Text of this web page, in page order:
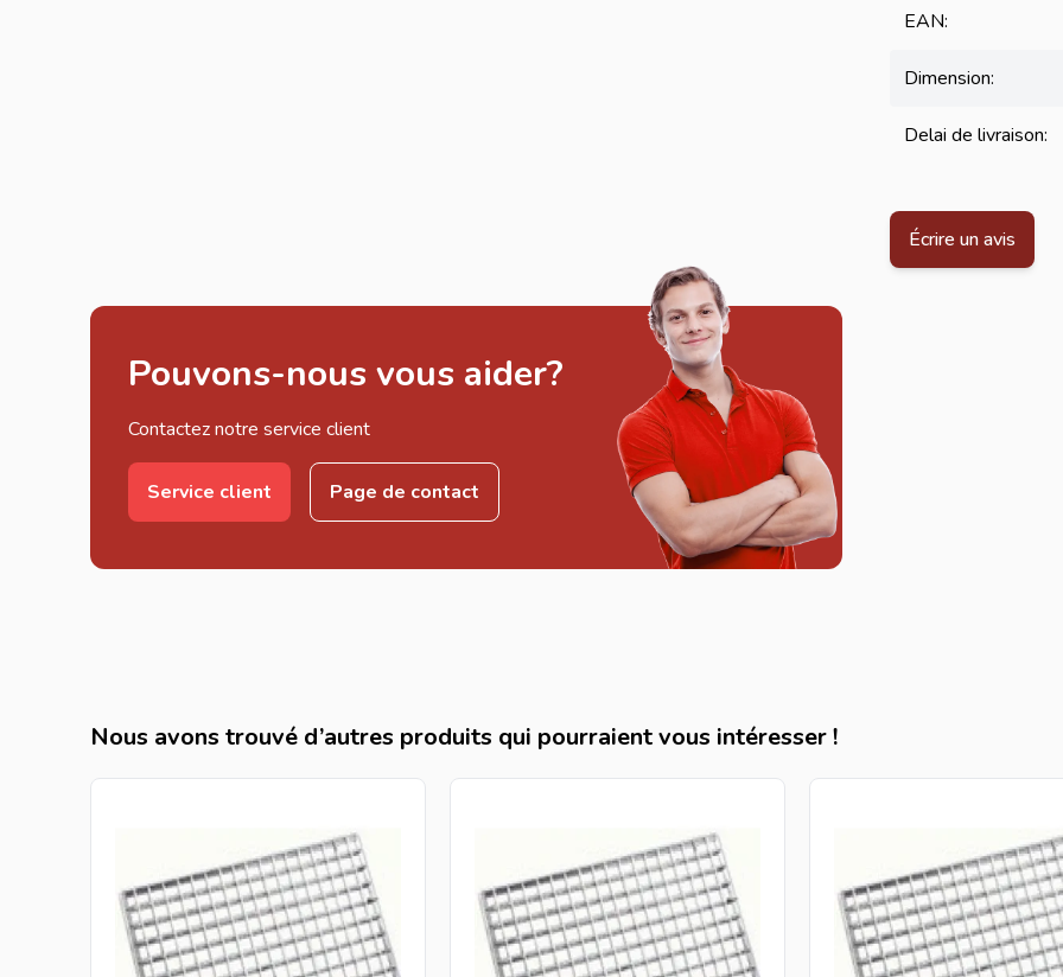
EAN:
Dimension:
Delai de livraison:
Pouvons-nous vous aider?
Contactez notre service client
Service client Page de contact
Écrire un avis
Nous avons trouvé d’autres produits qui pourraient vous intéresser !